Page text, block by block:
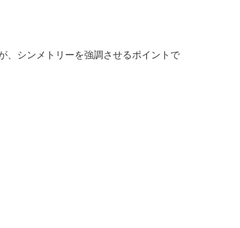
、シンメトリーを強調させるポイントで